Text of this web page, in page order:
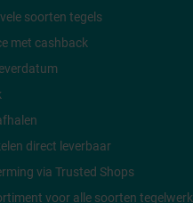
soorten tegels
met cashback
direct leverbaar
via Trusted Shops
voor alle soorten tegelwerk